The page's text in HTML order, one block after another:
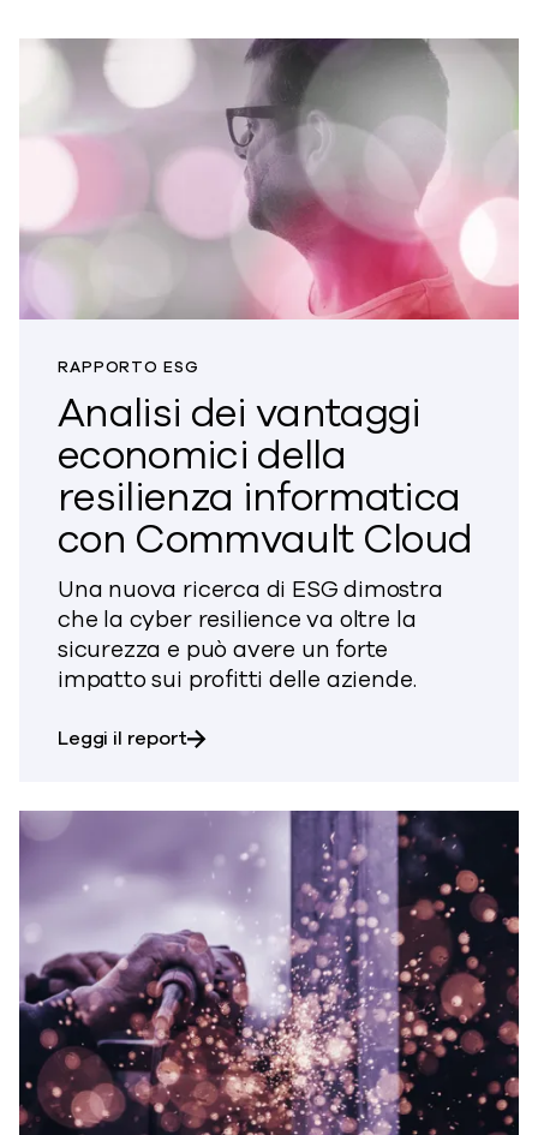
RAPPORTO ESG
Analisi dei vantaggi
economici della
resilienza informatica
con Commvault Cloud
Una nuova ricerca di ESG dimostra
che la cyber resilience va oltre la
sicurezza e può avere un forte
impatto sui profitti delle aziende.
Leggi il reportsu Analisi dei vantaggi economici